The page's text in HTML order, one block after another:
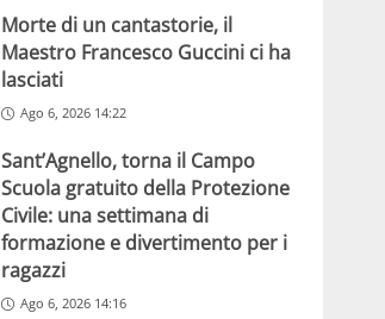
Morte di un cantastorie, il
Maestro Francesco Guccini ci ha
lasciati
Ago 6, 2026 14:22
Sant’Agnello, torna il Campo
Scuola gratuito della Protezione
Civile: una settimana di
formazione e divertimento per i
ragazzi
Ago 6, 2026 14:16